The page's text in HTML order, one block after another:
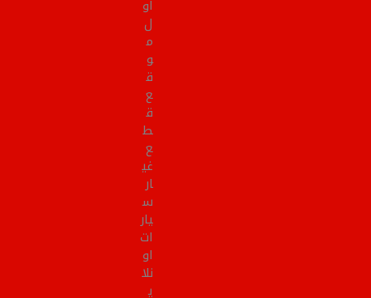
او
ل
م
و
ق
ع
ق
ط
ع
غي
ار
س
يار
ات
او
نلا
ي